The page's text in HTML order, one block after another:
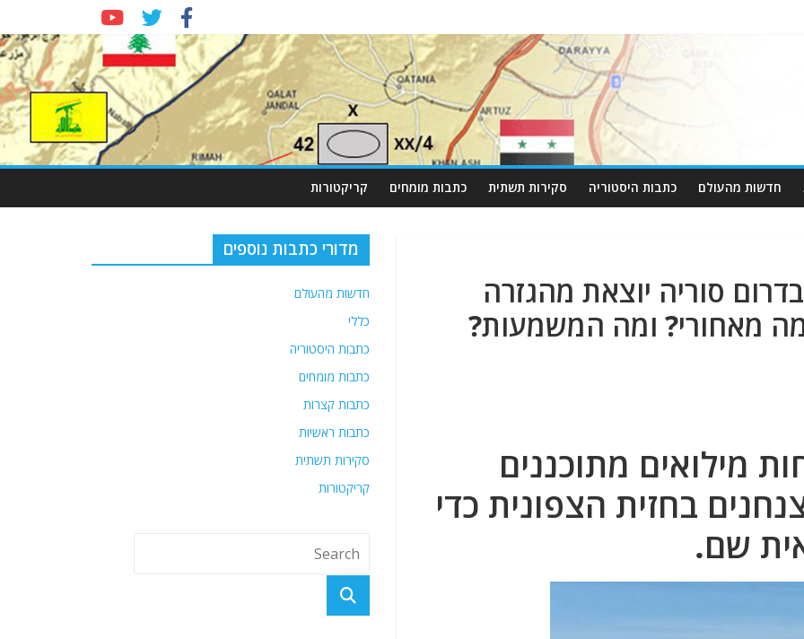
חדשות מהעולם כתבות היסטוריה סקירות תשתית כתבות מומחים קריקטורות
סוריה יוצאת מהגזרה
מאחורי? ומה המשמעות?
מילואים מתוכננים
בחזית הצפונית כדי
שם.
מדורי כתבות נוספים
חדשות מהעולם
כללי
כתבות היסטוריה
כתבות מומחים
כתבות קצרות
כתבות ראשיות
סקירות תשתית
קריקטורות